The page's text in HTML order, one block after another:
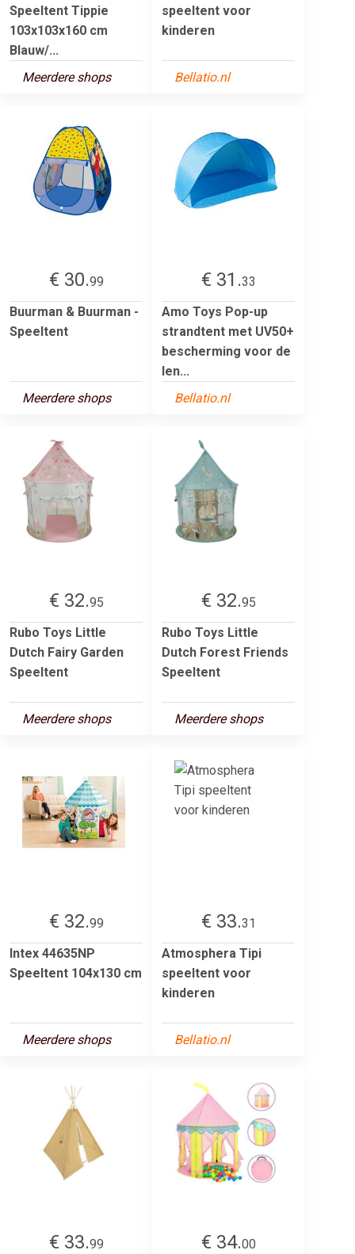
Speeltent Tippie
103x103x160 cm
Blauw/...
Meerdere shops
speeltent voor
kinderen
Bellatio.nl
€ 30.99
Buurman & Buurman -
Speeltent
Meerdere shops
€ 31.33
Amo Toys Pop-up
strandtent met UV50+
bescherming voor de
len...
Bellatio.nl
€ 32.95
Rubo Toys Little
Dutch Fairy Garden
Speeltent
Meerdere shops
€ 32.95
Rubo Toys Little
Dutch Forest Friends
Speeltent
Meerdere shops
€ 32.99
Intex 44635NP
Speeltent 104x130 cm
Meerdere shops
€ 33.31
Atmosphera Tipi
speeltent voor
kinderen
Bellatio.nl
€ 33.99
€ 34.00